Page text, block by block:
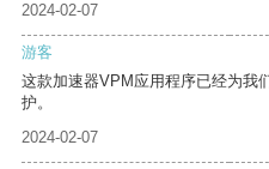
2024-02-07
游客
这款加速器VPM应用程序已经为我
护。
2024-02-07